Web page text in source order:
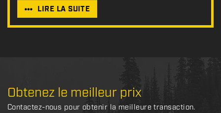
LIRE LA SUITE
Obtenez le meilleur prix
Contactez-nous pour obtenir la meilleure transaction.